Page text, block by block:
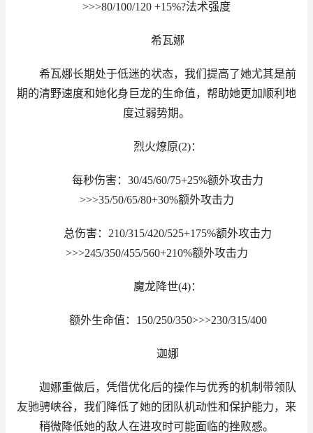
>>>80/100/120 +15%?法术强度
希瓦娜
希瓦娜长期处于低迷的状态，我们提高了她尤其是前
期的清野速度和她化身巨龙的生命值，帮助她更加顺利地
度过弱势期。
烈火燎原(2)：
每秒伤害：30/45/60/75+25%额外攻击力
>>>35/50/65/80+30%额外攻击力
总伤害：210/315/420/525+175%额外攻击力
>>>245/350/455/560+210%额外攻击力
魔龙降世(4)：
额外生命值：150/250/350>>>230/315/400
迦娜
迦娜重做后，凭借优化后的操作与优秀的机制带领队
友驰骋峡谷，我们降低了她的团队机动性和保护能力，来
稍微降低她的敌人在进攻时可能面临的挫败感。